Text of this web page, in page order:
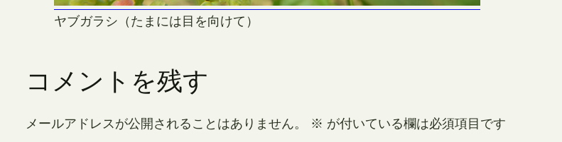
ヤブガラシ（たまには目を向けて）
コメントを残す
メールアドレスが公開されることはありません。 ※ が付いている欄は必須項目です